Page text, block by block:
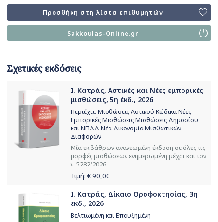
Προσθήκη στη λίστα επιθυμητών
Sakkoulas-Online.gr
Σχετικές εκδόσεις
Ι. Κατράς, Αστικές και Νέες εμπορικές
μισθώσεις, 5η έκδ., 2026
Περιέχει: Μισθώσεις Αστικού Κώδικα Νέες
Εμπορικές Μισθώσεις Μισθώσεις Δημοσίου
και ΝΠΔΔ Νέα Δικονομία Μισθωτικών
Διαφορών
Μία εκ βάθρων ανανεωμένη έκδοση σε όλες τις
μορφές μισθώσεων ενημερωμένη μέχρι και τον
ν. 5282/2026
Τιμή: € 90,00
Ι. Κατράς, Δίκαιο Οροφοκτησίας, 3η
έκδ., 2026
Βελτιωμένη και Επαυξημένη